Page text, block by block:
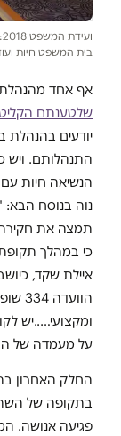
בית המשפט חיות
אף אחד מהנהלת
שלטענתם
יודעים בהנהלת
התנהלותם. ויש
הנשיאה חיות
נוה בנוסח הבא:
תמצה את חקירת
כי במהלך
איילת שקד,
ומקצועי…..יש
על מעמדה של
החלק האחרון
בתקופה של
פגיעה אנושה.